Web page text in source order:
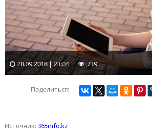
28.09.2018 | 23:04 739
Поделиться:
Источник: 365info.kz